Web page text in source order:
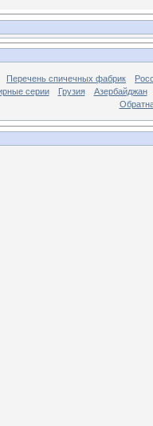
Перечень спичечных фабрик
серии Грузия
Азербайджан